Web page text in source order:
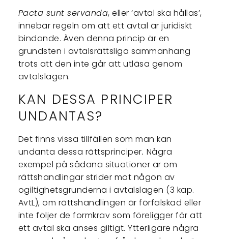
Pacta sunt servanda, eller ‘avtal ska hållas’,
innebär regeln om att ett avtal är juridiskt
bindande. Även denna princip är en
grundsten i avtalsrättsliga sammanhang
trots att den inte går att utläsa genom
avtalslagen.
KAN DESSA PRINCIPER
UNDANTAS?
Det finns vissa tillfällen som man kan
undanta dessa rättsprinciper. Några
exempel på sådana situationer är om
rättshandlingar strider mot någon av
ogiltighetsgrunderna i avtalslagen (3 kap.
AvtL), om rättshandlingen är förfalskad eller
inte följer de formkrav som föreligger för att
ett avtal ska anses giltigt. Ytterligare några